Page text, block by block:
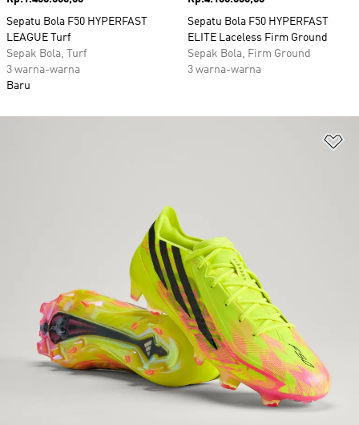
Sepatu Bola F50 HYPERFAST
LEAGUE Turf
Sepak Bola, Turf
3 warna-warna
Baru
Sepatu Bola F50 HYPERFAST
ELITE Laceless Firm Ground
Sepak Bola, Firm Ground
3 warna-warna